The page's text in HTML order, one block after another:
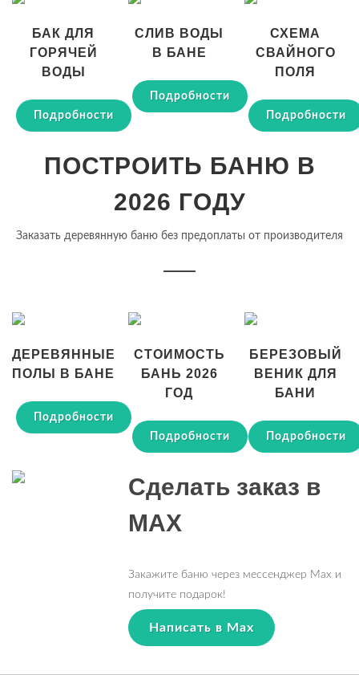
БАК ДЛЯ
ГОРЯЧЕЙ
ВОДЫ
Подробности
СЛИВ ВОДЫ
В БАНЕ
Подробности
СХЕМА
СВАЙНОГО
ПОЛЯ
Подробности
ПОСТРОИТЬ БАНЮ В
2026 ГОДУ
Заказать деревянную баню без предоплаты от производителя
ДЕРЕВЯННЫЕ
ПОЛЫ В БАНЕ
Подробности
СТОИМОСТЬ
БАНЬ 2026
ГОД
Подробности
БЕРЕЗОВЫЙ
ВЕНИК ДЛЯ
БАНИ
Подробности
Сделать заказ в
MAX
Закажите баню через мессенджер Max и
получите подарок!
Написать в Max